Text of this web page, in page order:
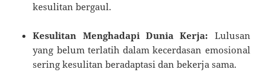
kesulitan bergaul.
Kesulitan Menghadapi Dunia Kerja: Lulusan
yang belum terlatih dalam kecerdasan emosional
sering kesulitan beradaptasi dan bekerja sama.